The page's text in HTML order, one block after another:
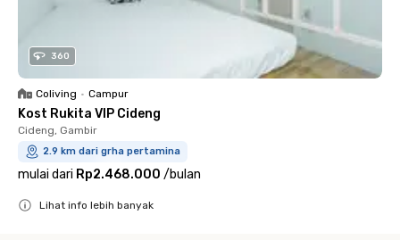
360
Coliving • Campur
Kost Rukita VIP Cideng
Cideng, Gambir
2.9 km dari grha pertamina
mulai dari Rp2.468.000 /bulan
Lihat info lebih banyak